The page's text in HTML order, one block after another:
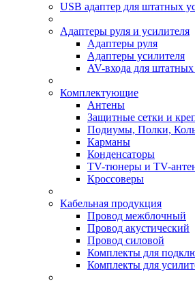
USB адаптер для штатных
Адаптеры руля и усилителя
Адаптеры руля
Адаптеры усилителя
AV-входа для
Комплектующие
Антены
Защитные сетки и
Подиумы, Полки,
Карманы
Конденсаторы
TV-тюнеры и TV-
Кроссоверы
Кабельная продукция
Провод межблочный
Провод акустический
Провод силовой
Комплекты для
Комплекты для